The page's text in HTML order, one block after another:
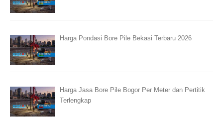
Harga Pondasi Bore Pile Bekasi Terbaru 2026
Harga Jasa Bore Pile Bogor Per Meter dan Pertitik
Terlengkap